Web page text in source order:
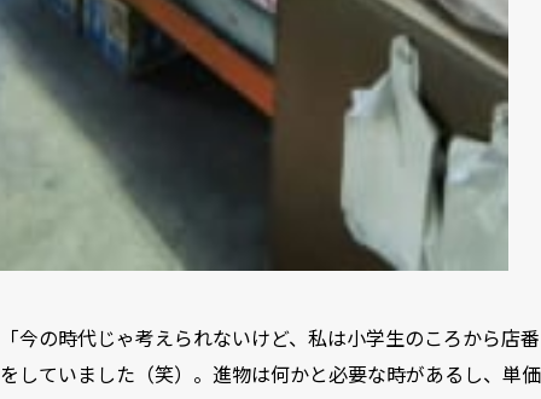
「今の時代じゃ考えられないけど、私は小学生のころから店番
をしていました（笑）。進物は何かと必要な時があるし、単価